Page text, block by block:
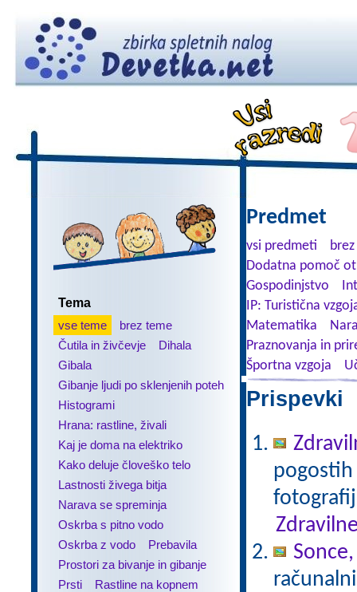
Tema
vse teme
brez teme
Čutila in živčevje
Dihala
Gibala
Gibanje ljudi po sklenjenih poteh
Histogrami
Hrana: rastline, živali
Kaj je doma na elektriko
Kako deluje človeško telo
Lastnosti živega bitja
Narava se spreminja
Oskrba s pitno vodo
Oskrba z vodo
Prebavila
Prostori za bivanje in gibanje
Prsti
Rastline na kopnem
Predmet
vsi predmeti
Dodatna pomoč
Gospodinjstvo
IP: Turistična
Matematika
Praznovanja in
Športna vzgoja
Prispevki
pogostih